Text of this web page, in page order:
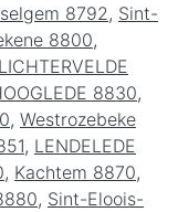
8792 , Sint-
8800,
LICHTERVELDE
8830,
, Westrozebeke
, LENDELEDE
, Kachtem 8870,
, Sint-Eloois-